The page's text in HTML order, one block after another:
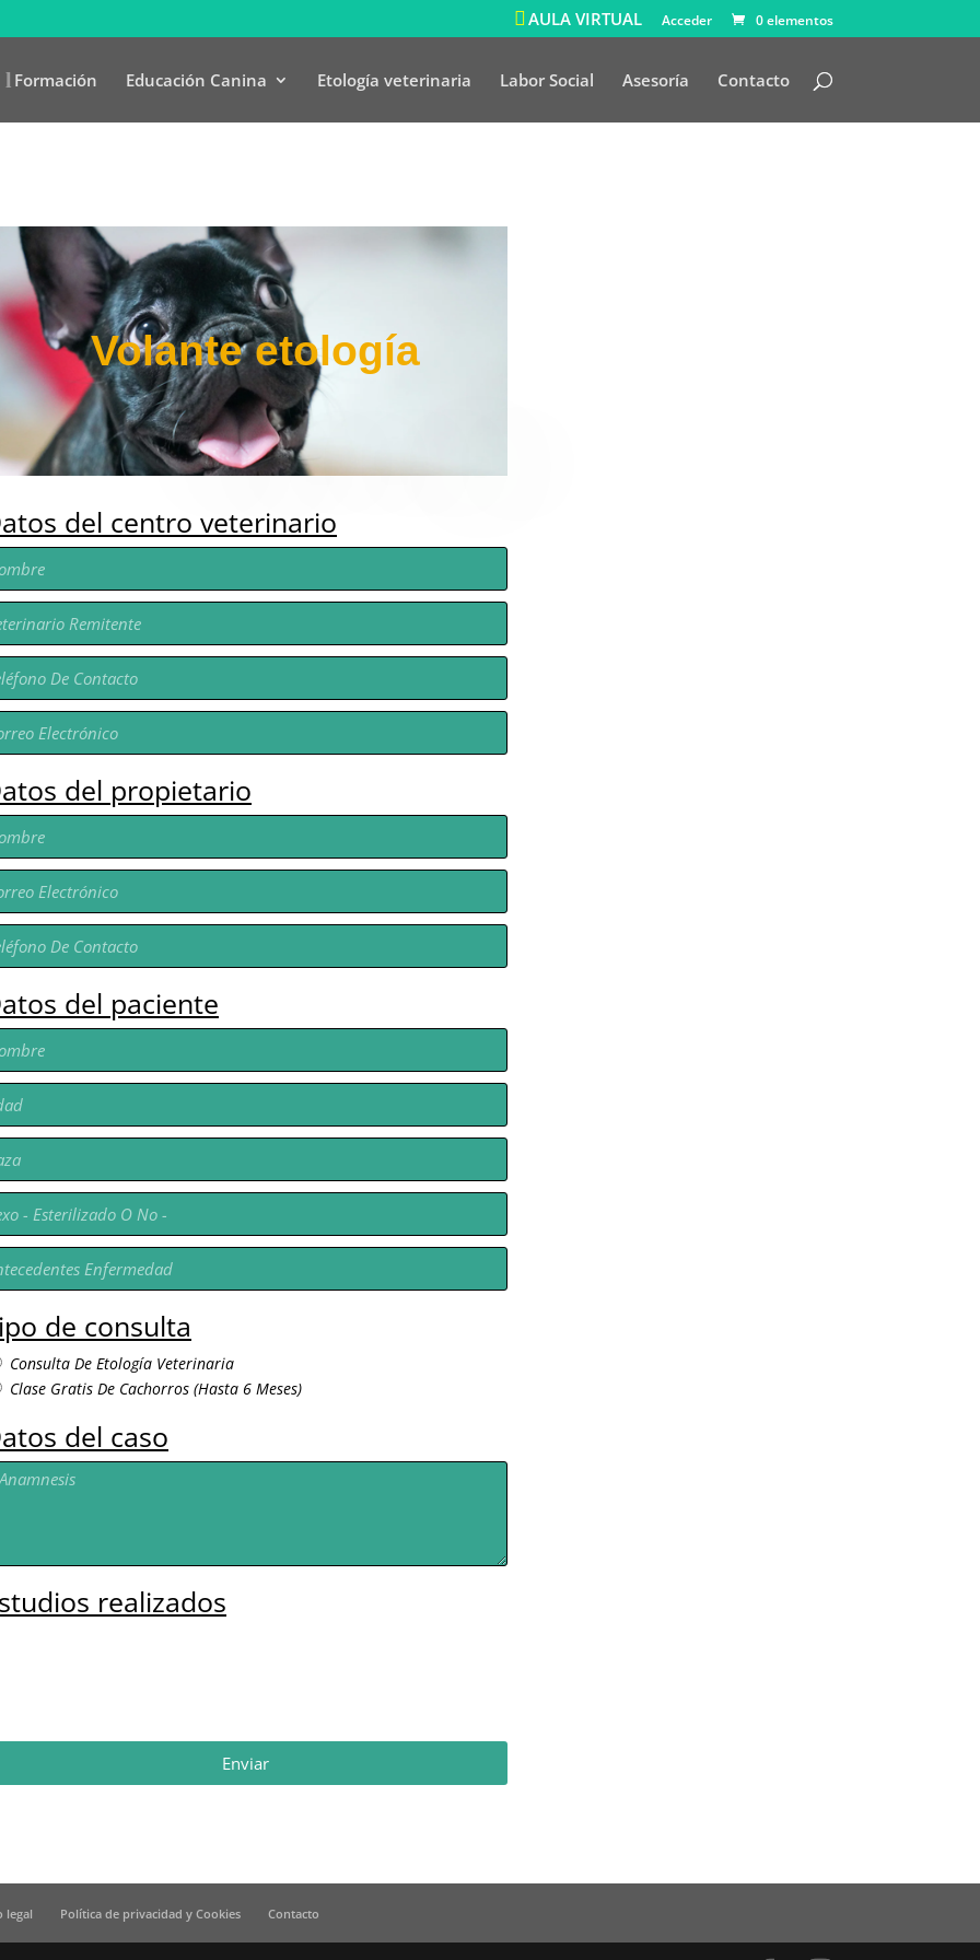
AULA VIRTUAL Acceder 0 elementos
Formación Educación Canina Etología veterinaria Labor Social Asesoría Contacto
Volante etología
del centro veterinario
del propietario
del paciente
de consulta
Consulta De Etología Veterinaria
Clase Gratis De Cachorros (hasta 6 Meses)
del caso
realizados
Enviar
legal Política de privacidad y Cookies Contacto